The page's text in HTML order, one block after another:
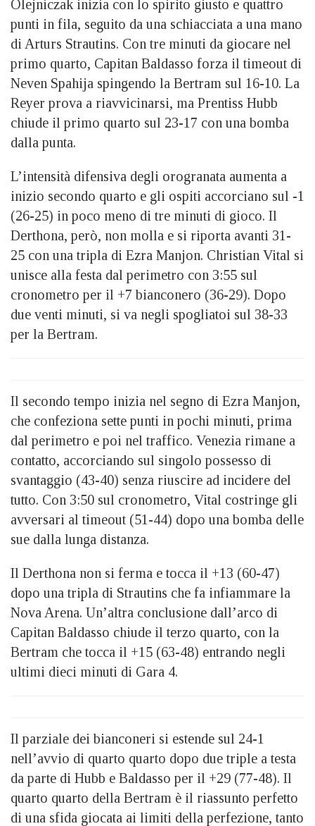
Olejniczak inizia con lo spirito giusto e quattro
punti in fila, seguito da una schiacciata a una mano
di Arturs Strautins. Con tre minuti da giocare nel
primo quarto, Capitan Baldasso forza il timeout di
Neven Spahija spingendo la Bertram sul 16-10. La
Reyer prova a riavvicinarsi, ma Prentiss Hubb
chiude il primo quarto sul 23-17 con una bomba
dalla punta.
L’intensità difensiva degli orogranata aumenta a
inizio secondo quarto e gli ospiti accorciano sul -1
(26-25) in poco meno di tre minuti di gioco. Il
Derthona, però, non molla e si riporta avanti 31-
25 con una tripla di Ezra Manjon. Christian Vital si
unisce alla festa dal perimetro con 3:55 sul
cronometro per il +7 bianconero (36-29). Dopo
due venti minuti, si va negli spogliatoi sul 38-33
per la Bertram.
Il secondo tempo inizia nel segno di Ezra Manjon,
che confeziona sette punti in pochi minuti, prima
dal perimetro e poi nel traffico. Venezia rimane a
contatto, accorciando sul singolo possesso di
svantaggio (43-40) senza riuscire ad incidere del
tutto. Con 3:50 sul cronometro, Vital costringe gli
avversari al timeout (51-44) dopo una bomba delle
sue dalla lunga distanza.
Il Derthona non si ferma e tocca il +13 (60-47)
dopo una tripla di Strautins che fa infiammare la
Nova Arena. Un’altra conclusione dall’arco di
Capitan Baldasso chiude il terzo quarto, con la
Bertram che tocca il +15 (63-48) entrando negli
ultimi dieci minuti di Gara 4.
Il parziale dei bianconeri si estende sul 24-1
nell’avvio di quarto quarto dopo due triple a testa
da parte di Hubb e Baldasso per il +29 (77-48). Il
quarto quarto della Bertram è il riassunto perfetto
di una sfida giocata ai limiti della perfezione, tanto